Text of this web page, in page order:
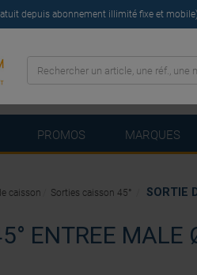
depuis abonnement illimité fixe et mobile)
PROMOS MARQUES
ENTREE
caisson Sorties caisson 45° SORTIE